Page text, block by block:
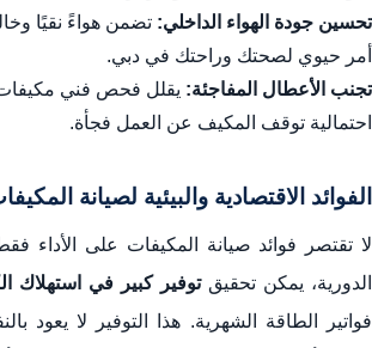
تحسين جودة الهواء الداخلي: تضمن هواءً نقيًا
أمر حيوي لصحتك وراحتك في دبي.
تجنب الأعطال المفاجئة: يقلل فحص فني
احتمالية توقف المكيف عن العمل فجأة.
الفوائد الاقتصادية والبيئية لصيانة
لا تقتصر فوائد صيانة المكيفات على الأداء
الدورية، يمكن تحقيقتوفير كبير في استهلاك
فواتير الطاقة الشهرية. هذا التوفير لا يعود